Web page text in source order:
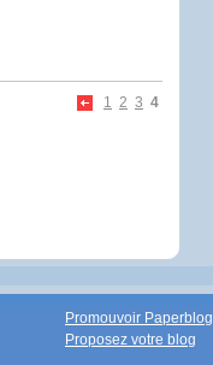
1 2 3 4
Promouvoir Paperblog
Proposez votre blog